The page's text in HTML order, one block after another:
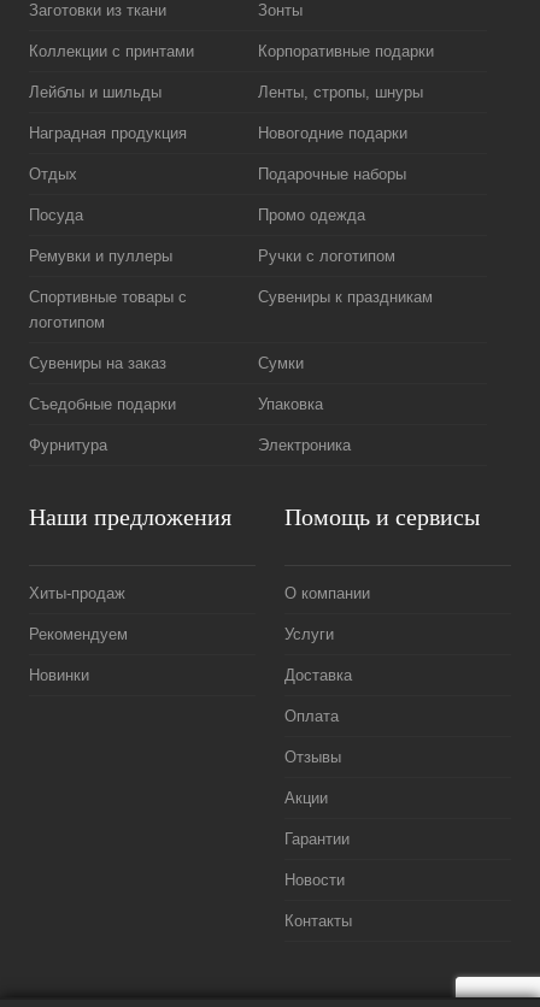
Заготовки из ткани Зонты
Коллекции с принтами Корпоративные подарки
Лейблы и шильды Ленты, стропы, шнуры
Наградная продукция Новогодние подарки
Отдых Подарочные наборы
Посуда Промо одежда
Ремувки и пуллеры Ручки с логотипом
Спортивные товары с
логотипом
Сувениры к праздникам
Сувениры на заказ Сумки
Съедобные подарки Упаковка
Фурнитура Электроника
Наши предложения
Хиты-продаж
Рекомендуем
Новинки
Помощь и сервисы
О компании
Услуги
Доставка
Оплата
Отзывы
Акции
Гарантии
Новости
Контакты